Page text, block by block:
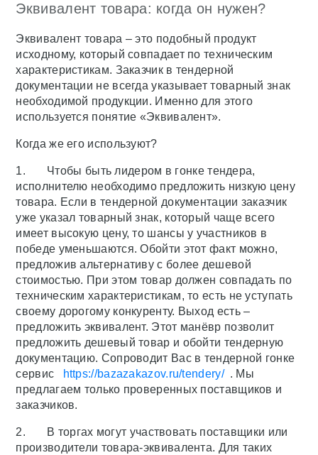
Эквивалент товара: когда он нужен?
Эквивалент товара – это подобный продукт
исходному, который совпадает по техническим
характеристикам. Заказчик в тендерной
документации не всегда указывает товарный знак
необходимой продукции. Именно для этого
используется понятие «Эквивалент».
Когда же его используют?
1. Чтобы быть лидером в гонке тендера,
исполнителю необходимо предложить низкую цену
товара. Если в тендерной документации заказчик
уже указал товарный знак, который чаще всего
имеет высокую цену, то шансы у участников в
победе уменьшаются. Обойти этот факт можно,
предложив альтернативу с более дешевой
стоимостью. При этом товар должен совпадать по
техническим характеристикам, то есть не уступать
своему дорогому конкуренту. Выход есть –
предложить эквивалент. Этот манёвр позволит
предложить дешевый товар и обойти тендерную
документацию. Сопроводит Вас в тендерной гонке
сервис
https://bazazakazov.ru/tendery/ . Мы
предлагаем только проверенных поставщиков и
заказчиков.
2. В торгах могут участвовать поставщики или
производители товара-эквивалента. Для таких